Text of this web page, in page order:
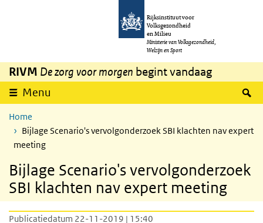
Overslaan en naar de inhoud gaan
Rijksinstituut voor
Volksgezondheid
en Milieu
Ministerie van Volksgezondheid,
Welzijn en Sport
RIVM De zorg voor morgen begint vandaag
Menu
Home
Bijlage Scenario's vervolgonderzoek SBI klachten nav expert
meeting
Bijlage Scenario's vervolgonderzoek
SBI klachten nav expert meeting
Publicatiedatum 22-11-2019 | 15:40